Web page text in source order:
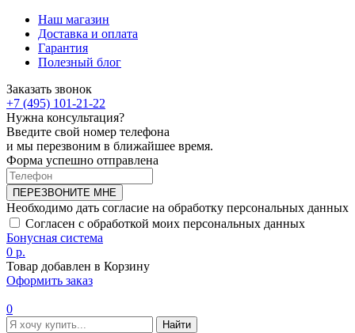
Наш магазин
Доставка и оплата
Гарантия
Полезный блог
Заказать звонок
+7 (495) 101-21-22
Нужна консультация?
Введите свой номер телефона
и мы перезвоним в ближайшее время.
Форма успешно отправлена
ПЕРЕЗВОНИТЕ МНЕ
Необходимо дать согласие на обработку персональных данных
Согласен с обработкой моих персональных данных
Бонусная система
0 р.
Товар добавлен в Корзину
Оформить заказ
0
Найти